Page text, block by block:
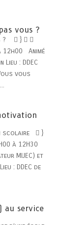
vous ?
?  }  
12h00 Animé
: DDEC
vous
scolaire  }
à 12H30
MIJEC) et
: DDEC de
au service